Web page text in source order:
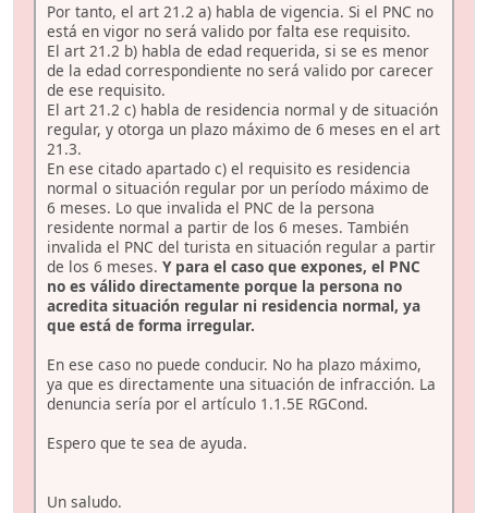
Por tanto, el art 21.2 a) habla de vigencia. Si el PNC no
está en vigor no será valido por falta ese requisito.
El art 21.2 b) habla de edad requerida, si se es menor
de la edad correspondiente no será valido por carecer
de ese requisito.
El art 21.2 c) habla de residencia normal y de situación
regular, y otorga un plazo máximo de 6 meses en el art
21.3.
En ese citado apartado c) el requisito es residencia
normal o situación regular por un período máximo de
6 meses. Lo que invalida el PNC de la persona
residente normal a partir de los 6 meses. También
invalida el PNC del turista en situación regular a partir
de los 6 meses. Y para el caso que expones, el PNC
no es válido directamente porque la persona no
acredita situación regular ni residencia normal, ya
que está de forma irregular.
En ese caso no puede conducir. No ha plazo máximo,
ya que es directamente una situación de infracción. La
denuncia sería por el artículo 1.1.5E RGCond.
Espero que te sea de ayuda.
Un saludo.